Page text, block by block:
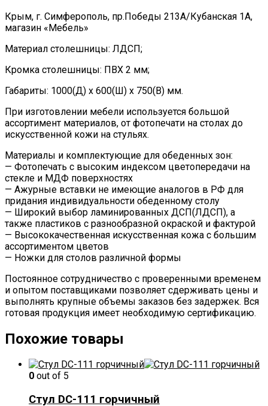
Крым, г. Симферополь, пр.Победы 213А/Кубанская 1А,
магазин «Мебель»
Материал столешницы: ЛДСП;
Кромка столешницы: ПВХ 2 мм;
Габариты: 1000(Д) х 600(Ш) х 750(В) мм.
При изготовлении мебели используется большой
ассортимент материалов, от фотопечати на столах до
искусственной кожи на стульях.
Материалы и комплектующие для обеденных зон:
— Фотопечать с высоким индексом цветопередачи на
стекле и МДФ поверхностях
— Ажурные вставки не имеющие аналогов в РФ для
придания индивидуальности обеденному столу
— Широкий выбор ламинированных ДСП(ЛДСП), а
также пластиков с разнообразной окраской и фактурой
— Высококачественная искусственная кожа с большим
ассортиментом цветов
— Ножки для столов различной формы
Постоянное сотрудничество с проверенными временем
и опытом поставщиками позволяет сдерживать цены и
выполнять крупные объемы заказов без задержек. Вся
готовая продукция имеет необходимую сертификацию.
Похожие товары
0 out of 5
Стул DC-111 горчичный